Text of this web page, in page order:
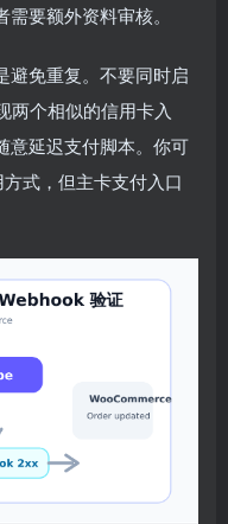
要额外资料审核。
避免重复。不要同时启
两个相似的信用卡入
意延迟支付脚本。你可
式，但主卡支付入口